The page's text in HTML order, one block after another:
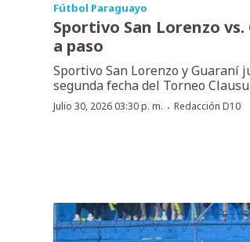
Fútbol Paraguayo
Sportivo San Lorenzo vs.
a paso
Sportivo San Lorenzo y Guaraní
segunda fecha del Torneo
Julio 30, 2026 03:30 p. m. · Redacción D10